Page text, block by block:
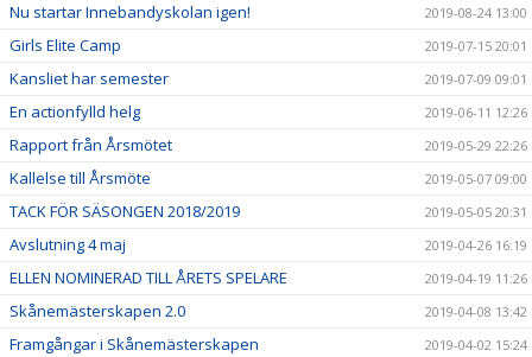
Nu startar Innebandyskolan igen! 2019-08-24 13:00
Girls Elite Camp 2019-07-15 20:01
Kansliet har semester 2019-07-09 09:01
En actionfylld helg 2019-06-11 12:26
Rapport från Årsmötet 2019-05-29 22:26
Kallelse till Årsmöte 2019-05-07 09:00
TACK FÖR SÄSONGEN 2018/2019 2019-05-05 20:31
Avslutning 4 maj 2019-04-26 16:19
ELLEN NOMINERAD TILL ÅRETS SPELARE 2019-04-19 11:26
Skånemästerskapen 2.0 2019-04-08 13:42
Framgångar i Skånemästerskapen 2019-04-02 15:24